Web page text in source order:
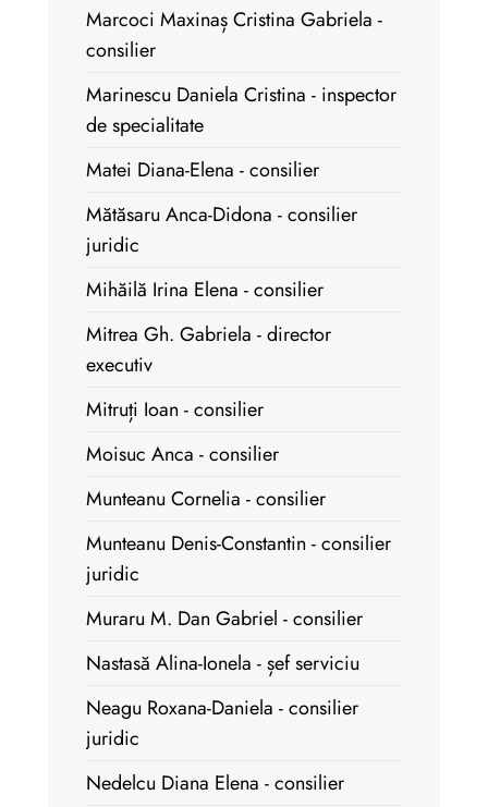
Marcoci Maxinaș Cristina Gabriela -
consilier
Marinescu Daniela Cristina - inspector
de specialitate
Matei Diana-Elena - consilier
Mătăsaru Anca-Didona - consilier
juridic
Mihăilă Irina Elena - consilier
Mitrea Gh. Gabriela - director
executiv
Mitruți Ioan - consilier
Moisuc Anca - consilier
Munteanu Cornelia - consilier
Munteanu Denis-Constantin - consilier
juridic
Muraru M. Dan Gabriel - consilier
Nastasă Alina-Ionela - șef serviciu
Neagu Roxana-Daniela - consilier
juridic
Nedelcu Diana Elena - consilier